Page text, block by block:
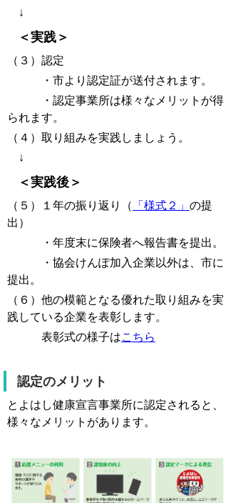
↓
＜実践＞
（３）認定
・市より認定証が送付されます。
・認定事業所は様々なメリットが得
られます。
（４）取り組みを実践しましょう。
↓
＜実践後＞
（５）１年の振り返り（ 「様式２」 の提
出）
・年度末に保険者へ報告書を提出。
・協会けんぽ加入企業以外は、市に
提出。
（６）他の模範となる優れた取り組みを実
践している企業を表彰します。
表彰式の様子はこちら
認定のメリット
とよはし健康宣言事業所に認定されると、
様々なメリットがあります。